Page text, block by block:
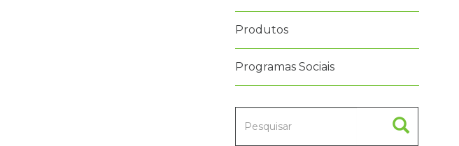
Produtos
Programas Sociais